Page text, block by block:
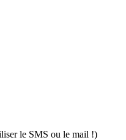
le SMS ou le mail !)